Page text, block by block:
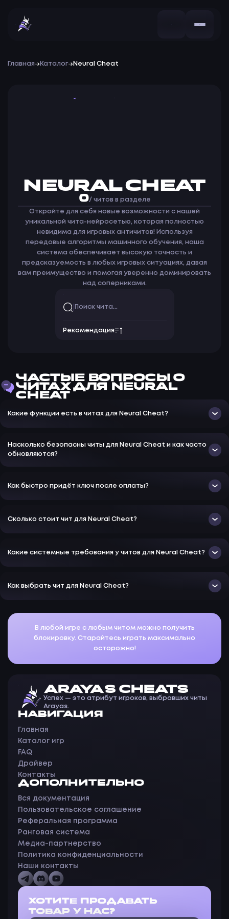
Главная Каталог Neural Cheat
NEURAL CHEAT
0/ читов в разделе
Откройте для себя новые возможности с нашей
уникальной чита-нейросетью, которая полностью
невидима для игровых античитов! Используя
передовые алгоритмы машинного обучения, наша
система обеспечивает высокую точность и
предсказуемость в любых игровых ситуациях, давая
вам преимущество и помогая уверенно доминировать
над соперниками.
Рекомендация
ЧАСТЫЕ ВОПРОСЫ О
ЧИТАХ ДЛЯ NEURAL
CHEAT
Какие функции есть в читах для Neural Cheat?
Насколько безопасны читы для Neural Cheat и как часто
обновляются?
Как быстро придёт ключ после оплаты?
Сколько стоит чит для Neural Cheat?
Какие системные требования у читов для Neural Cheat?
Как выбрать чит для Neural Cheat?
В любой игре с любым читом можно получить
блокировку. Старайтесь играть максимально
осторожно!
ARAYAS CHEATS
Успех — это атрибут игроков, выбравших читы
Arayas.
НАВИГАЦИЯ
Главная
Каталог игр
FAQ
Драйвер
Контакты
ДОПОЛНИТЕЛЬНО
Вся документация
Пользовательское соглашение
Реферальная программа
Ранговая система
Медиа-партнерство
Политика конфиденциальности
Наши контакты
ХОТИТЕ ПРОДАВАТЬ
ТОВАР У НАС?